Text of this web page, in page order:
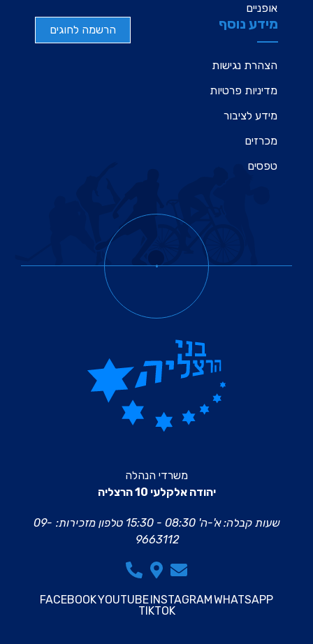
אופניים
מידע נוסף
הצהרת נגישות
מדיניות פרטיות
מידע לציבור
מכרזים
טפסים
הרשמה לחוגים
משרדי הנהלה
יהודה אלקלעי 10 הרצליה
שעות קבלה: א'-ה' 08:30 - 15:30 טלפון מזכירות: 09-
9663112
WHATSAPP
INSTAGRAM
YOUTUBE
FACEBOOK
TIKTOK